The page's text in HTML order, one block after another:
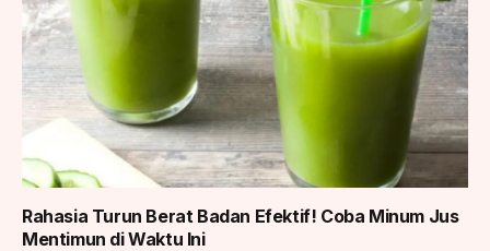
Rahasia Turun Berat Badan Efektif! Coba Minum Jus
Mentimun di Waktu Ini